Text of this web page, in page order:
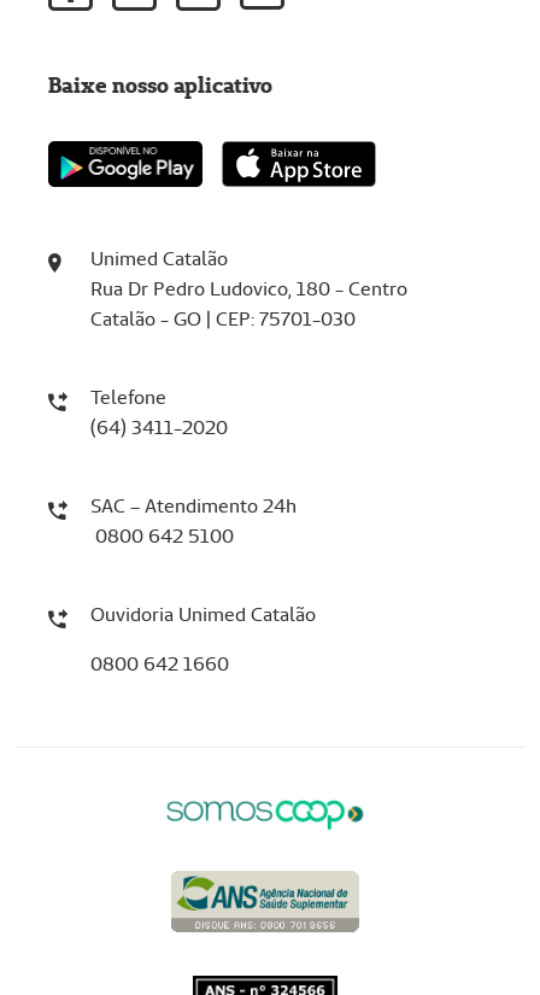
Unimed Catalão
Rua Dr Pedro Ludovico, 180 - Centro
Catalão - GO | CEP: 75701-030
Telefone
(64) 3411-2020
SAC – Atendimento 24h
0800 642 5100
Ouvidoria Unimed Catalão
0800 642 1660
Baixe nosso aplicativo